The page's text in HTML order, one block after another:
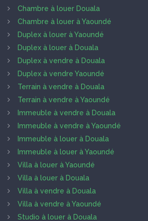
Chambre à louer Douala
Chambre à louer à Yaoundé
Duplex à louer à Yaoundé
Duplex à louer à Douala
Duplex à vendre à Douala
Duplex à vendre Yaoundé
Terrain à vendre à Douala
Terrain à vendre à Yaoundé
Immeuble à vendre à Douala
Immeuble à vendre à Yaoundé
Immeuble à louer à Douala
Immeuble à louer à Yaoundé
Villa à louer à Yaoundé
Villa à louer à Douala
Villa à vendre à Douala
Villa à vendre à Yaoundé
Studio à louer à Douala